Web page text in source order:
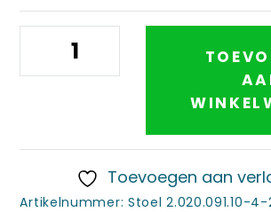
Eetkamerstoel
Toevoegen aan
Artikelnummer: Stoel 2.020.091.10-4-